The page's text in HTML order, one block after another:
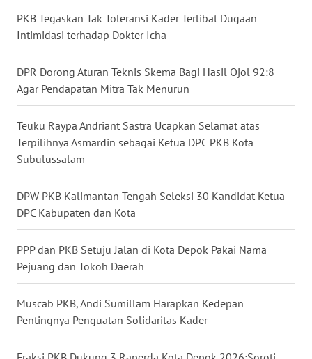
PKB Tegaskan Tak Toleransi Kader Terlibat Dugaan
Intimidasi terhadap Dokter Icha
DPR Dorong Aturan Teknis Skema Bagi Hasil Ojol 92:8
Agar Pendapatan Mitra Tak Menurun
Teuku Raypa Andriant Sastra Ucapkan Selamat atas
Terpilihnya Asmardin sebagai Ketua DPC PKB Kota
Subulussalam
DPW PKB Kalimantan Tengah Seleksi 30 Kandidat Ketua
DPC Kabupaten dan Kota
PPP dan PKB Setuju Jalan di Kota Depok Pakai Nama
Pejuang dan Tokoh Daerah
Muscab PKB, Andi Sumillam Harapkan Kedepan
Pentingnya Penguatan Solidaritas Kader
WN
SULBAR
WN
SUMBAR
WN
LAMPUNG
WN
JATENG